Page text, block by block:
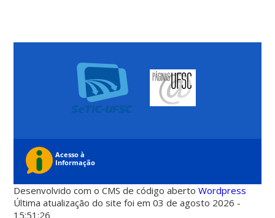
Desenvolvido com o CMS de código abertoWordpress
Última atualização do site foi em 03 de agosto 2026 -
15:51:26